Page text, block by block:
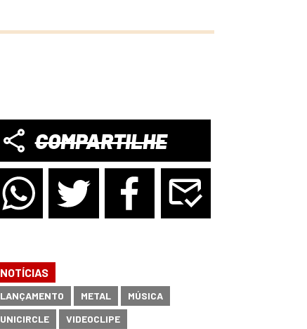
COMPARTILHE
NOTÍCIAS
LANÇAMENTO METAL
MÚSICA
UNICIRCLE
VIDEOCLIPE